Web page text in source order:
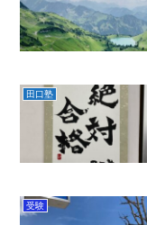
田口塾
受験